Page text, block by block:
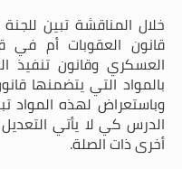
خلال المناقشة تبين
قانون العقوبات أم في
العسكري وقانون تنفيذ
بالمواد التي يتضمنها
وباستعراض لهذه المواد
الدرس كي لا يأتي
أخرى ذات الصلة.